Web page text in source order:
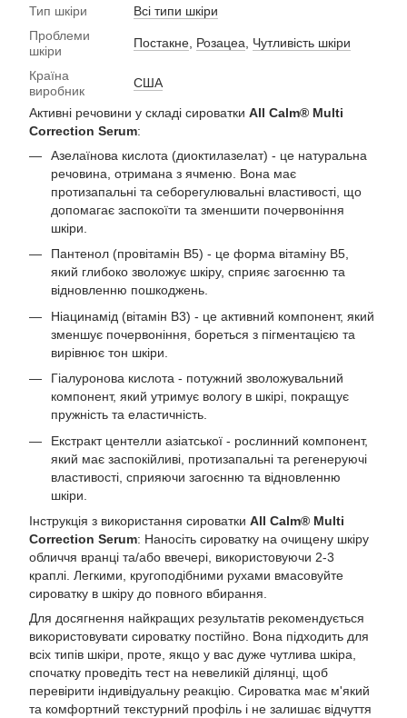
Тип шкіри
Всі типи шкіри
Проблеми
шкіри
Постакне Розацеа Чутливість шкіри
Країна
виробник
США
Активні речовини у складі сироватки All Calm® Multi
Correction Serum:
Азелаїнова кислота (диоктилазелат) - це натуральна
речовина, отримана з ячменю. Вона має
протизапальні та себорегулювальні властивості, що
допомагає заспокоїти та зменшити почервоніння
шкіри.
Пантенол (провітамін В5) - це форма вітаміну В5,
який глибоко зволожує шкіру, сприяє загоєнню та
відновленню пошкоджень.
Ніацинамід (вітамін В3) - це активний компонент, який
зменшує почервоніння, бореться з пігментацією та
вирівнює тон шкіри.
Гіалуронова кислота - потужний зволожувальний
компонент, який утримує вологу в шкірі, покращує
пружність та еластичність.
Екстракт центелли азіатської - рослинний компонент,
який має заспокійливі, протизапальні та регенеруючі
властивості, сприяючи загоєнню та відновленню
шкіри.
Інструкція з використання сироватки All Calm® Multi
Correction Serum: Наносіть сироватку на очищену шкіру
обличчя вранці та/або ввечері, використовуючи 2-3
краплі. Легкими, кругоподібними рухами вмасовуйте
сироватку в шкіру до повного вбирання.
Для досягнення найкращих результатів рекомендується
використовувати сироватку постійно. Вона підходить для
всіх типів шкіри, проте, якщо у вас дуже чутлива шкіра,
спочатку проведіть тест на невеликій ділянці, щоб
перевірити індивідуальну реакцію. Сироватка має м'який
та комфортний текстурний профіль і не залишає відчуття